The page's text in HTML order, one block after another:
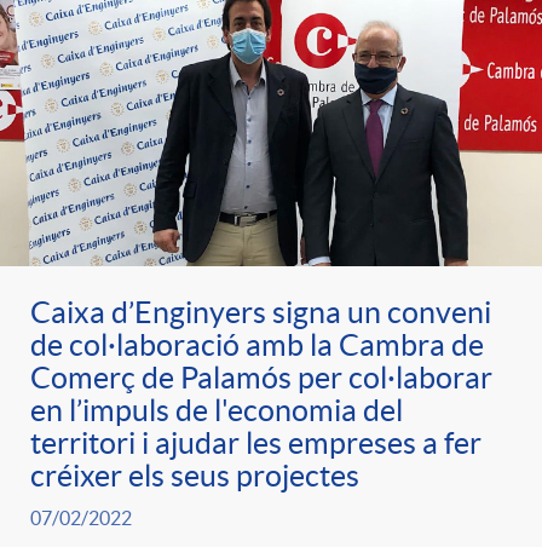
Caixa d’Enginyers signa un conveni
de col·laboració amb la Cambra de
Comerç de Palamós per col·laborar
en l’impuls de l'economia del
territori i ajudar les empreses a fer
créixer els seus projectes
07/02/2022